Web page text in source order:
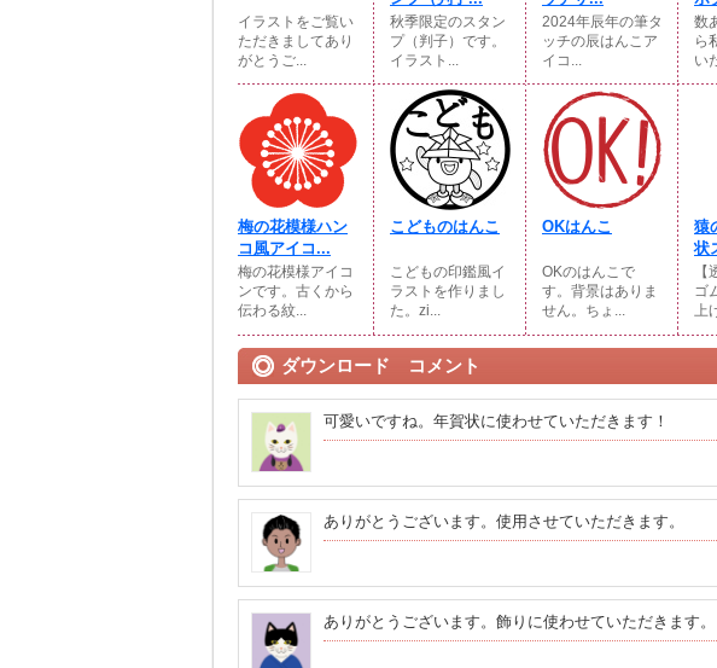
イラストをご覧い
ただきましてあり
がとうご...
秋季限定のスタン
プ（判子）です。
イラスト...
2024年辰年の筆タ
ッチの辰はんこア
イコ...
数
ら
い
梅の花模様ハン
コ風アイコ...
梅の花模様アイコ
ンです。古くから
伝わる紋...
こどものはんこ
こどもの印鑑風イ
ラストを作りまし
た。zi...
OKはんこ
OKのはんこで
す。背景はありま
せん。ちょ...
猿
状
ゴ
上
ダウンロード コメント
可愛いですね。年賀状に使わせていただきます！
ありがとうございます。使用させていただきます。
ありがとうございます。飾りに使わせていただきます。